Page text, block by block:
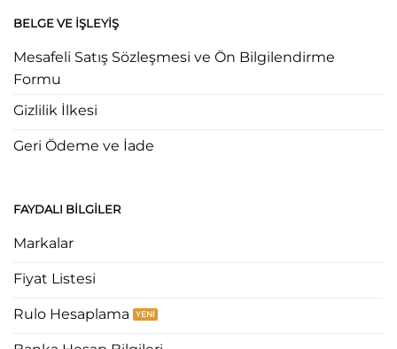
BELGE VE İŞLEYIŞ
Mesafeli Satış Sözleşmesi ve Ön Bilgilendirme
Formu
Gizlilik İlkesi
Geri Ödeme ve İade
FAYDALI BILGILER
Markalar
Fiyat Listesi
Rulo Hesaplama